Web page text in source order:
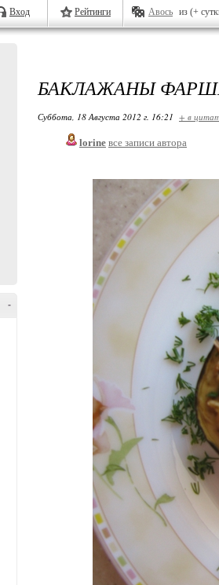
Вход Рейтинги Авось из (+
-
БАКЛАЖАНЫ
Суббота, 18 Августа 2012 г. 16:21 + в
lorine все записи автора